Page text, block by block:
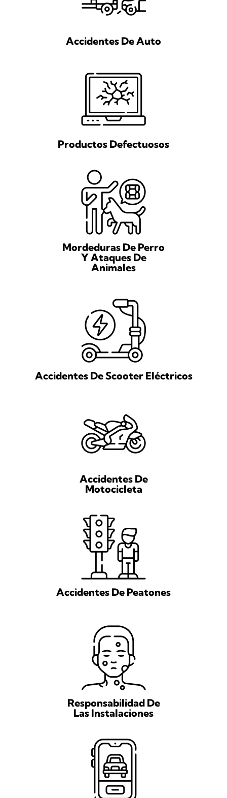
Accidentes De Auto
Productos Defectuosos
Mordeduras De Perro
Y Ataques De
Animales
Accidentes De Scooter Eléctricos
Accidentes De
Motocicleta
Accidentes De Peatones
Responsabilidad De
Las Instalaciones